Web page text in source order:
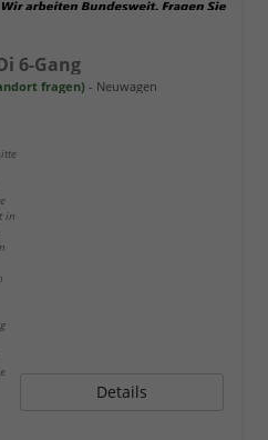
6-Gang
fragen) Neuwagen
in
Details